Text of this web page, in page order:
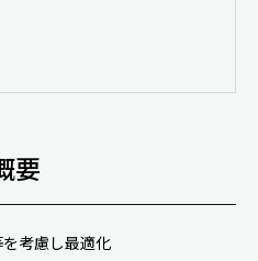
要
考慮し最適化